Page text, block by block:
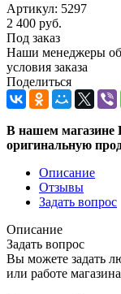
Артикул: 5297
2 400 руб.
Под заказ
Наши менеджеры
условия заказа
Поделиться
В нашем магазине
оригинальную
Описание
Отзывы
Задать вопрос
Описание
Задать вопрос
Вы можете задать
или работе